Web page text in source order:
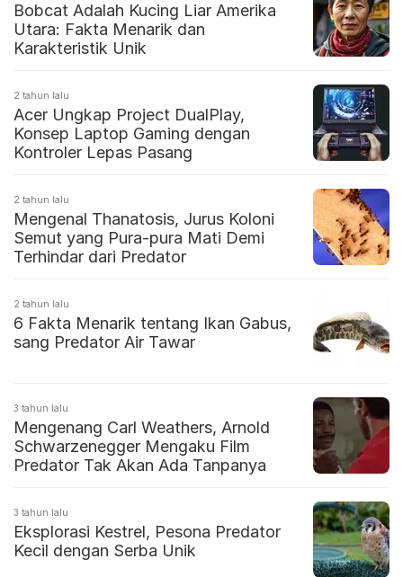
Bobcat Adalah Kucing Liar Amerika
Utara: Fakta Menarik dan
Karakteristik Unik
2 tahun lalu
Acer Ungkap Project DualPlay,
Konsep Laptop Gaming dengan
Kontroler Lepas Pasang
2 tahun lalu
Mengenal Thanatosis, Jurus Koloni
Semut yang Pura-pura Mati Demi
Terhindar dari Predator
2 tahun lalu
6 Fakta Menarik tentang Ikan Gabus,
sang Predator Air Tawar
3 tahun lalu
Mengenang Carl Weathers, Arnold
Schwarzenegger Mengaku Film
Predator Tak Akan Ada Tanpanya
3 tahun lalu
Eksplorasi Kestrel, Pesona Predator
Kecil dengan Serba Unik